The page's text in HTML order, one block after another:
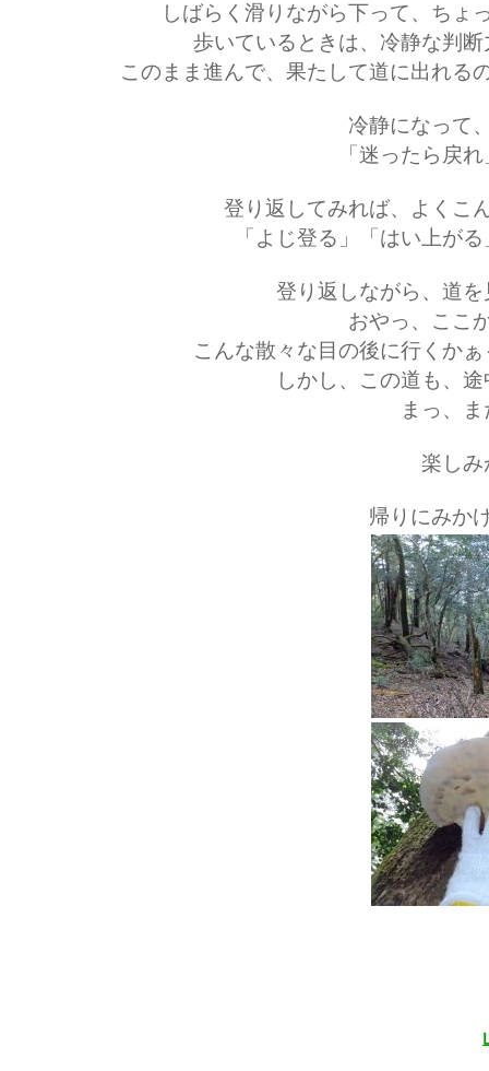
しばらく滑りながら下って、ちょ
歩いているときは、冷静な判
このまま進んで、果たして道に出れる
冷静になって
「迷ったら戻
登り返してみれば、よくこ
「よじ登る」「はい上が
登り返しながら、道
おやっ、ここ
こんな散々な目の後に行くか
しかし、この道も、
まっ、
楽しみ
帰りにみか